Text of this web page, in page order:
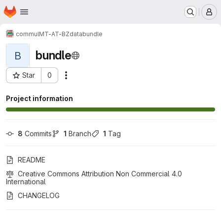
Skip to main content
Homepage
commulMT-AT-BZdatabundle
B bundle
Star 0
Project ID: 5687
Project information
8 Commits 1 Branch 1 Tag
README
Creative Commons Attribution Non Commercial 4.0
International
CHANGELOG